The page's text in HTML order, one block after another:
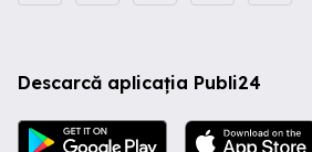
Descarcă aplicația Publi24